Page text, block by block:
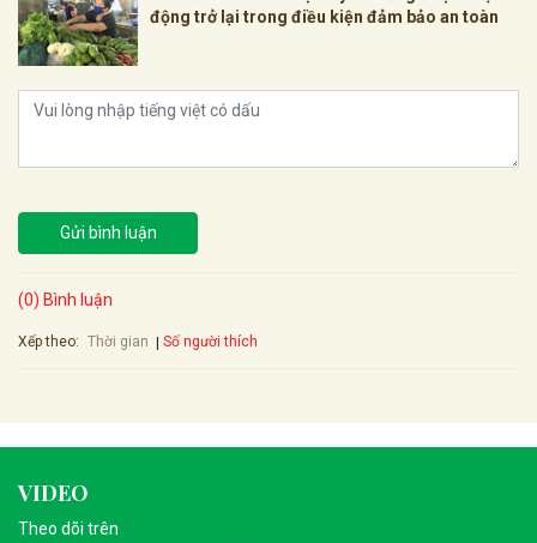
động trở lại trong điều kiện đảm bảo an toàn
Gửi bình luận
(0) Bình luận
Xếp theo: Thời gian Số người thích
VIDEO
Theo dõi trên